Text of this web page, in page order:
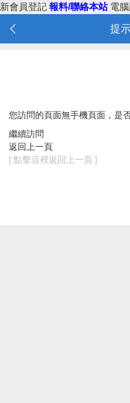
新會員登記 報料/聯絡本站 電腦
提
您訪問的頁面無手機頁面，是
繼續訪問
返回上一頁
[ 點擊這裡返回上一頁 ]